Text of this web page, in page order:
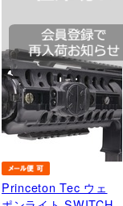
Princeton Tec ウェ